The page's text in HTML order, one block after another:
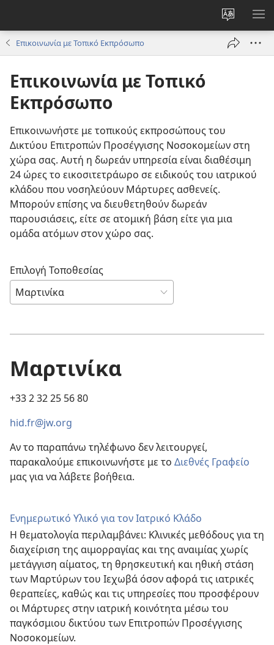
Αλλαγή
γλώσσας
Επικοινωνία με Τοπικό Εκπρόσωπο
Επικοινωνία με Τοπικό
Εκπρόσωπο
Επικοινωνήστε με τοπικούς εκπροσώπους του
Δικτύου Επιτροπών Προσέγγισης Νοσοκομείων στη
χώρα σας. Αυτή η δωρεάν υπηρεσία είναι διαθέσιμη
24 ώρες το εικοσιτετράωρο σε ειδικούς του ιατρικού
κλάδου που νοσηλεύουν Μάρτυρες ασθενείς.
Μπορούν επίσης να διευθετηθούν δωρεάν
παρουσιάσεις, είτε σε ατομική βάση είτε για μια
ομάδα ατόμων στον χώρο σας.
Επιλογή Τοποθεσίας
Μαρτινίκα
+33 2 32 25 56 80
hid.fr@jw.org
Αν το παραπάνω τηλέφωνο δεν λειτουργεί,
παρακαλούμε επικοινωνήστε με το Διεθνές Γραφείο
μας για να λάβετε βοήθεια.
Ενημερωτικό Υλικό για τον Ιατρικό Κλάδο
Η θεματολογία περιλαμβάνει: Κλινικές μεθόδους για τη
διαχείριση της αιμορραγίας και της αναιμίας χωρίς
μετάγγιση αίματος, τη θρησκευτική και ηθική στάση
των Μαρτύρων του Ιεχωβά όσον αφορά τις ιατρικές
θεραπείες, καθώς και τις υπηρεσίες που προσφέρουν
οι Μάρτυρες στην ιατρική κοινότητα μέσω του
παγκόσμιου δικτύου των Επιτροπών Προσέγγισης
Νοσοκομείων.